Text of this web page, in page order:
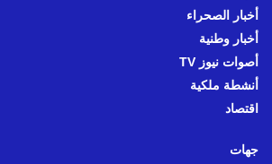
أخبار الصحراء
أخبار وطنية
أصوات نيوز TV
أنشطة ملكية
اقتصاد
جهات